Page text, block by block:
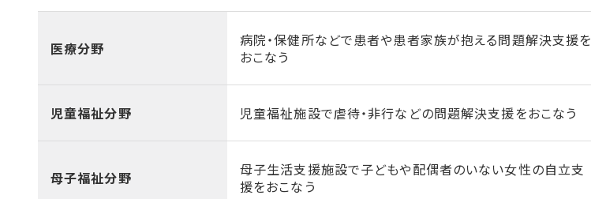
医療分野
病院・保健所などで患者や患者家族が抱える問題解決支援を
おこなう
児童福祉分野 児童福祉施設で虐待・非行などの問題解決支援をおこなう
母子福祉分野
母子生活支援施設で子どもや配偶者のいない女性の自立支
援をおこなう